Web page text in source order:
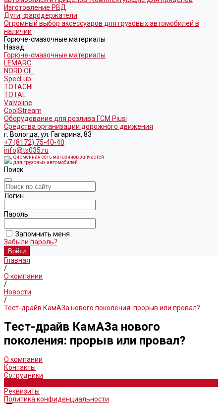
Изготовление РВД
Дуги, фародержатели
Огромный выбор аксессуаров для грузовых автомобилей в
наличии
Горюче-смазочные материалы
Назад
Горюче-смазочные материалы
LEMARC
NORD OIL
SpecLub
TOTACHI
TOTAL
Valvoline
CoolStream
Оборудование для розлива ГСМ Piusi
Средства организации дорожного движения
г. Вологда, ул. Гагарина, 83
+7 (8172) 75-40-40
info@ts035.ru
фирменная сеть магазинов запчастей
для грузовых автомобилей
Поиск
Логин
Пароль
Запомнить меня
Забыли пароль?
Главная
/
О компании
/
Новости
/
Тест-драйв КамАЗа нового поколения: прорыв или провал?
Тест-драйв КамАЗа нового
поколения: прорыв или провал?
О компании
Контакты
Сотрудники
Реквизиты
Политика конфиденциальности